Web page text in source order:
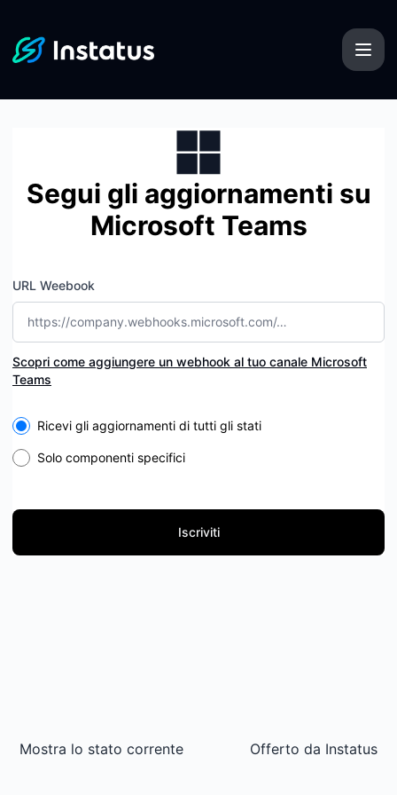
Segui gli aggiornamenti su
Microsoft Teams
URL Weebook
Scopri come aggiungere un webhook al tuo canale Microsoft
Teams
Select the components you want to receive updates for
Ricevi gli aggiornamenti di tutti gli stati
Solo componenti specifici
Iscriviti
Mostra lo stato corrente Offerto da Instatus